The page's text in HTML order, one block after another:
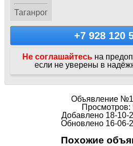
Таганрог
+7 928 120
Не соглашайтесь на
если не уверены в
Объявление
Просмотров:
Добавлено 18-10-
Обновлено 16-06-
Похожие